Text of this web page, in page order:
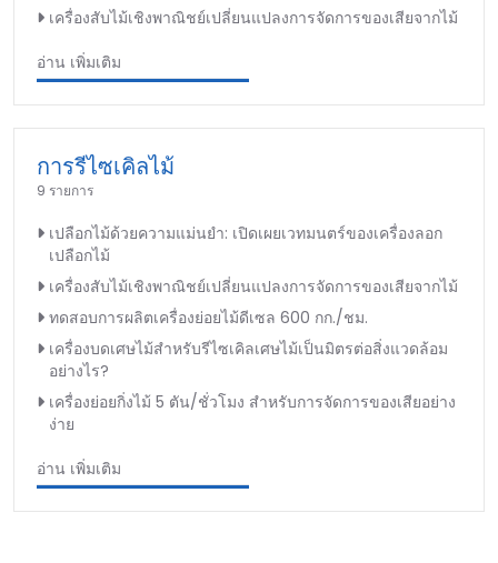
เครื่องสับไม้เชิงพาณิชย์เปลี่ยนแปลงการจัดการของเสียจากไม้
อ่าน เพิ่มเติม
การรีไซเคิลไม้
9 รายการ
เปลือกไม้ด้วยความแม่นยำ: เปิดเผยเวทมนตร์ของเครื่องลอก
เปลือกไม้
เครื่องสับไม้เชิงพาณิชย์เปลี่ยนแปลงการจัดการของเสียจากไม้
ทดสอบการผลิตเครื่องย่อยไม้ดีเซล 600 กก./ชม.
เครื่องบดเศษไม้สำหรับรีไซเคิลเศษไม้เป็นมิตรต่อสิ่งแวดล้อม
อย่างไร?
เครื่องย่อยกิ่งไม้ 5 ตัน/ชั่วโมง สำหรับการจัดการของเสียอย่าง
ง่าย
อ่าน เพิ่มเติม